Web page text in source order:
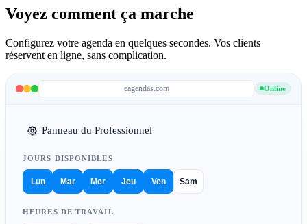
Voyez comment ça marche
Configurez votre agenda en quelques secondes. Vos clients
réservent en ligne, sans complication.
eagendas.com Online
Panneau du Professionnel
JOURS DISPONIBLES
Lun Mar Mer Jeu Ven Sam
HEURES DE TRAVAIL